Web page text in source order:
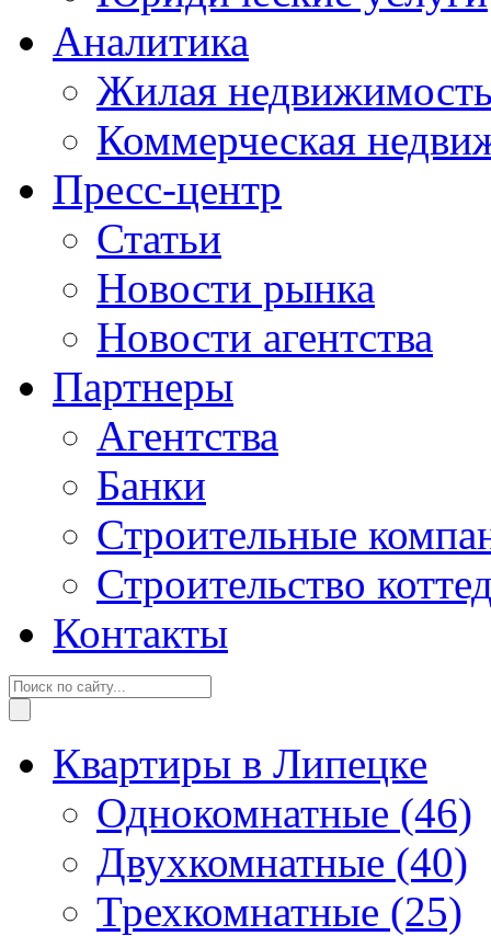
Аналитика
Жилая
Коммерческая
Пресс-центр
Статьи
Новости рынка
Новости агентства
Партнеры
Агентства
Банки
Строительные
Строительство
Контакты
Квартиры в Липецке
Однокомнатные (46)
Двухкомнатные (40)
Трехкомнатные (25)